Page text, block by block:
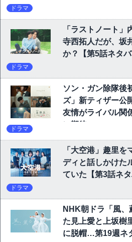
ドラマ
「ラストノート」
寺西拓人だが、坂
か？【第5話ネタバ
ドラマ
ソン・ガン除隊後
ズ」新ティザー
友情がライバル関
に期待
ドラマ
「大空港」趣里
ディと話しかけた
ていた【第3話ネ
ドラマ
NHK朝ドラ「風
た見上愛と上坂樹
に脱帽…第19週ネ